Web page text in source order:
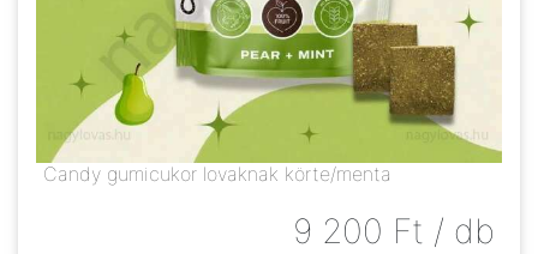
Candy gumicukor lovaknak körte/menta
9 200 Ft / db